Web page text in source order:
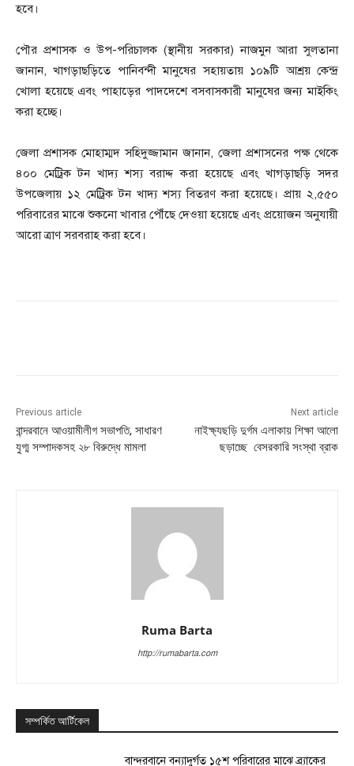
হবে।
পৌর প্রশাসক ও উপ-পরিচালক (স্থানীয় সরকার) নাজমুন আরা সুলতানা
জানান, খাগড়াছড়িতে পানিবন্দী মানুষের সহায়তায় ১০৯টি আশ্রয় কেন্দ্র
খোলা হয়েছে এবং পাহাড়ের পাদদেশে বসবাসকারী মানুষের জন্য মাইকিং
করা হচ্ছে।
জেলা প্রশাসক মোহাম্মদ সহিদুজ্জামান জানান, জেলা প্রশাসনের পক্ষ থেকে
৪০০ মেট্রিক টন খাদ্য শস্য বরাদ্দ করা হয়েছে এবং খাগড়াছড়ি সদর
উপজেলায় ১২ মেট্রিক টন খাদ্য শস্য বিতরণ করা হয়েছে। প্রায় ২,৫৫০
পরিবারের মাঝে শুকনো খাবার পৌঁছে দেওয়া হয়েছে এবং প্রয়োজন অনুযায়ী
আরো ত্রাণ সরবরাহ করা হবে।
Previous article
বান্দরবানে আওয়ামীলীগ সভাপতি, সাধারণ
যুগ্ম সম্পাদকসহ ২৮ বিরুদ্ধে মামলা
Next article
নাইক্ষ্যছড়ি দুর্গম এলাকায় শিক্ষা আলো
ছড়াচ্ছে বেসরকারি সংস্থা ব্রাক
Ruma Barta
http://rumabarta.com
সম্পর্কিত আর্টিকেল
বান্দরবানে বন্যাদুর্গত ১৫শ পরিবারের মাঝে ব্র্যাকের